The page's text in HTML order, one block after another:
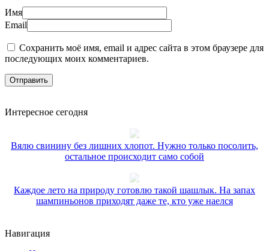
Имя
Email
Сохранить моё имя, email и адрес сайта в этом браузере для
последующих моих комментариев.
Интересное сегодня
Вялю свинину без лишних хлопот. Нужно только посолить,
остальное происходит само собой
Каждое лето на природу готовлю такой шашлык. На запах
шампиньонов приходят даже те, кто уже наелся
Навигация